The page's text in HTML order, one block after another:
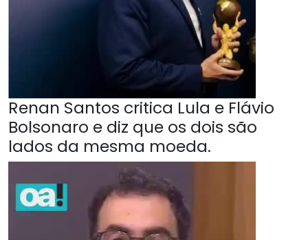
Renan Santos critica Lula e Flávio
Bolsonaro e diz que os dois são
lados da mesma moeda.